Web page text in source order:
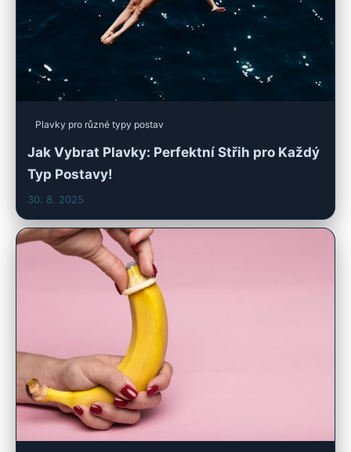
Plavky pro různé typy postav
Jak Vybrat Plavky: Perfektní Střih pro Každý
Typ Postavy!
30. 8. 2025